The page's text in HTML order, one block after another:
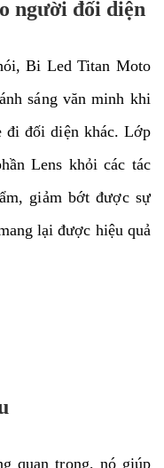
người đối diện
Bi Led Titan Moto
sáng văn minh khi
đi đối diện khác. Lớp
Lens khỏi các tác
giảm bớt được sự
lại được hiệu quả
quan trọng, nó giúp